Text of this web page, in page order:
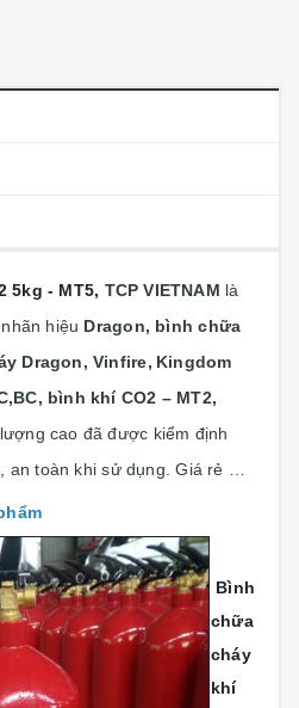
5kg - MT5, TCP VIETNAM là
hiệu Dragon, bình chữa
Dragon, Vinfire, Kingdom
bình khí CO2 – MT2,
cao đã được kiểm định
an toàn khi sử dụng. Giá rẻ …
Bình
chữa
cháy
khí